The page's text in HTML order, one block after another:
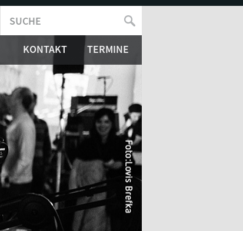
SUCHFORMULAR
SUCHE
KONTAKT TERMINE